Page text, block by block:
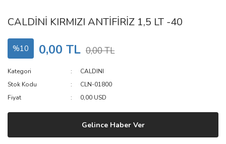
CALDİNİ KIRMIZI ANTİFİRİZ 1,5 LT -40
%10 0,00 TL 0,00 TL
Kategori
CALDINI
Stok Kodu
CLN-01800
Fiyat
0,00 USD
Gelince Haber Ver